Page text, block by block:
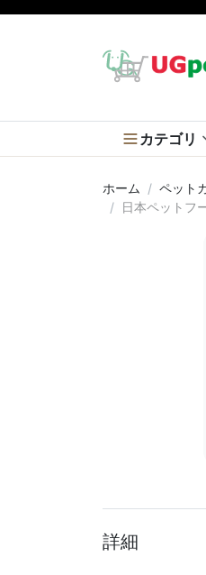
カテゴリ
ホーム ペット
日本ペットフ
詳細